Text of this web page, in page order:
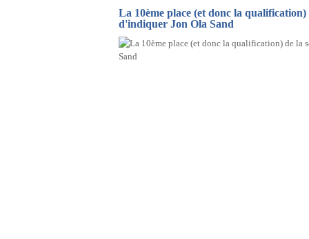
La 10ème place (et donc la
d'indiquer Jon Ola Sand